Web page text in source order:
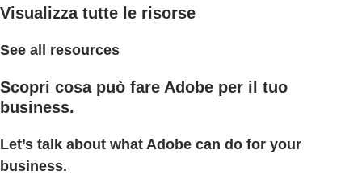
Visualizza tutte le risorse
See all resources
Scopri cosa può fare Adobe per il tuo
business.
Let’s talk about what Adobe can do for your
business.